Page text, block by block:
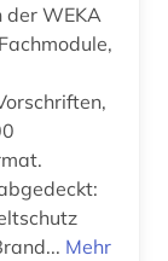
der WEKA
Mehr